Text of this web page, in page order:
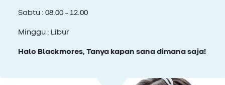
Sabtu : 08.00 - 12.00
Minggu : Libur
Halo Blackmores, Tanya kapan sana dimana saja!